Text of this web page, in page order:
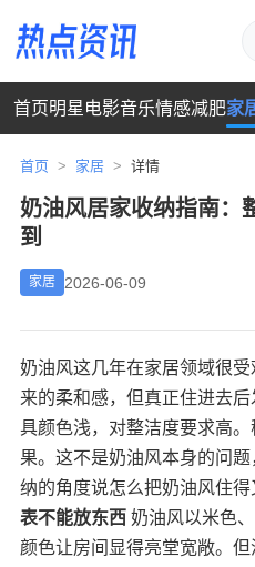
首页明星 电影音乐情感减肥家
首页 > 家居 > 详情
奶油风居家收纳指南：
到
家居 2026-06-09
奶油风这几年在家居领域很
来的柔和感，但真正住进去
具颜色浅，对整洁度要求高
果。这不是奶油风本身的问
纳的角度说怎么把奶油风住得
表不能放东西 奶油风以米色
颜色让房间显得亮堂宽敞。